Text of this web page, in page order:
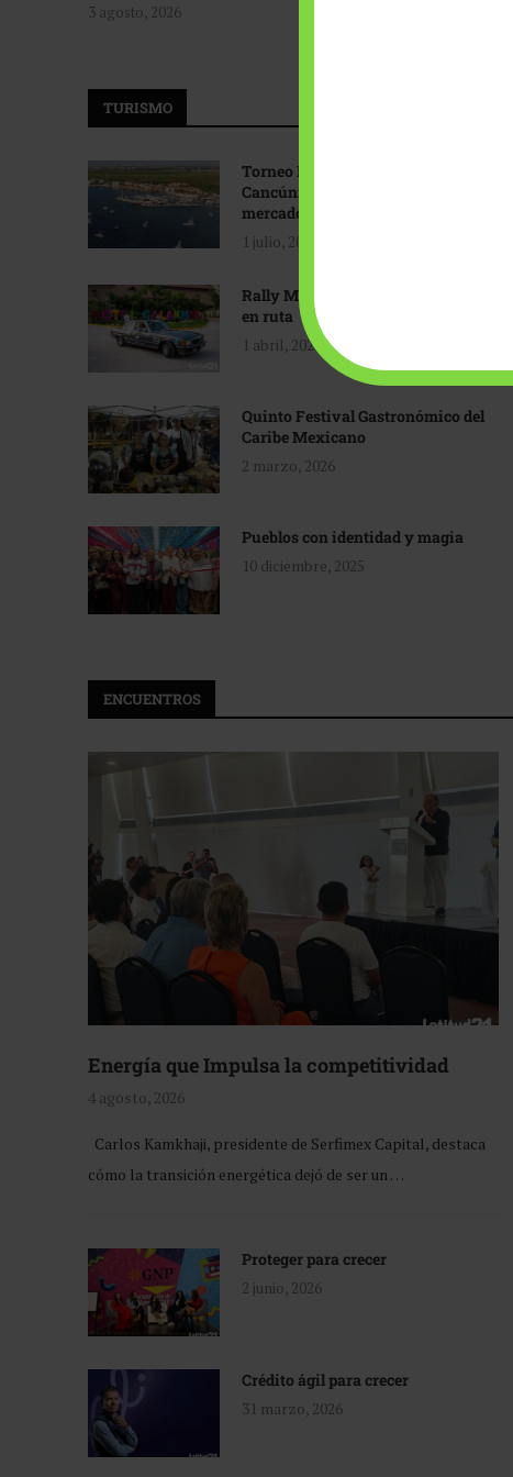
3 agosto, 2026
TURISMO
Torneo Internacional de Pesca
Cancún: Navegando hacia nuevos
mercados
1 julio, 2026
Rally Maya: Herencia automotriz
en ruta
1 abril, 2026
Quinto Festival Gastronómico del
Caribe Mexicano
2 marzo, 2026
Pueblos con identidad y magia
10 diciembre, 2025
ENCUENTROS
Energía que Impulsa la competitividad
4 agosto, 2026
Carlos Kamkhaji, presidente de Serfimex Capital, destaca
cómo la transición energética dejó de ser un …
Proteger para crecer
2 junio, 2026
Crédito ágil para crecer
31 marzo, 2026